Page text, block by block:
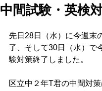
中間試験・英検
先日28日（水）に今週末
了、そして30日（水）で
験対策終了しました。
区立中２年T君の中間対